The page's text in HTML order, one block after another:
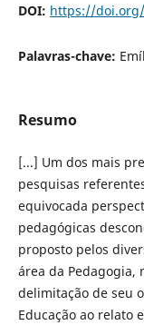
DOI: https://doi.org/
Palavras-chave:
Resumo
[...] Um dos mais
pesquisas
equivocada
pedagógicas
proposto pelos
área da
delimitação de seu
Educação ao relato